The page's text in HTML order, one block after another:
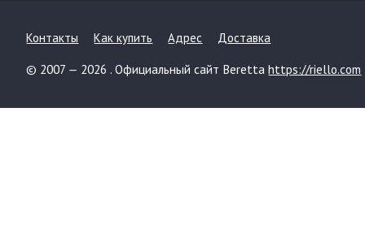
Контакты Как купить Адрес Доставка
© 2007 — 2026 . Официальный сайт Berettahttps://riello.com